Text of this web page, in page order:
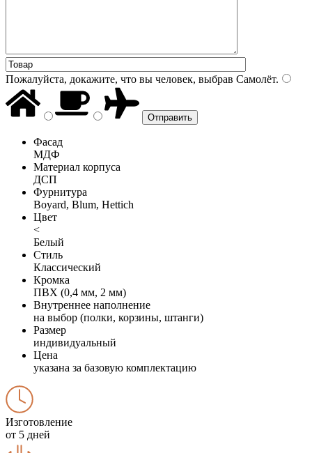
Пожалуйста, докажите, что вы человек, выбрав Самолёт.
Фасад
МДФ
Материал корпуса
ДСП
Фурнитура
Boyard, Blum, Hettich
Цвет
<
Белый
Стиль
Классический
Кромка
ПВХ (0,4 мм, 2 мм)
Внутреннее наполнение
на выбор (полки, корзины, штанги)
Размер
индивидуальный
Цена
указана за базовую комплектацию
Изготовление
от 5 дней